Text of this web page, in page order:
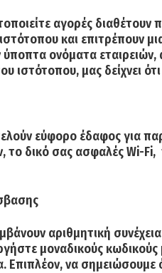
αγορές διαθέτουν
και επιτρέπουν
ονόματα εταιρειών,
μας δείχνει
εύφορο έδαφος για
δικό σας ασφαλές Wi-Fi,
αριθμητική
μοναδικούς
να σημειώσουμε